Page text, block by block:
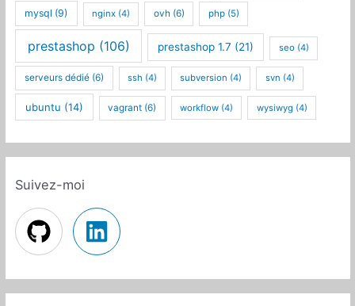
mysql (9) nginx(4) ovh (6) php(5)
prestashop (106) prestashop 1.7 (21) seo(4)
serveurs dédié(6) ssh (4) subversion (4) svn (4)
ubuntu (14) vagrant (6) workflow (4) wysiwyg (4)
Suivez-moi